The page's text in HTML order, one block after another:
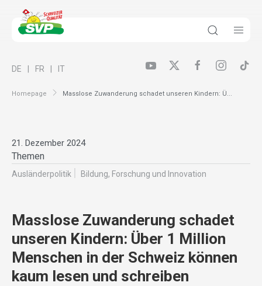
Homepage Masslose Zuwanderung schadet unseren Kindern: Ü...
DE FR IT
21. Dezember 2024
Themen
Ausländer­politik Bildung, Forschung und Innovation
Masslose Zuwanderung schadet
unseren Kindern: Über 1 Million
Menschen in der Schweiz können
kaum lesen und schreiben